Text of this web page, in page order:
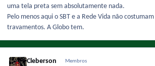
uma tela preta sem absolutamente nada.
Pelo menos aqui o SBT e a Rede Vida não
travamentos. A Globo tem.
Cleberson Membros